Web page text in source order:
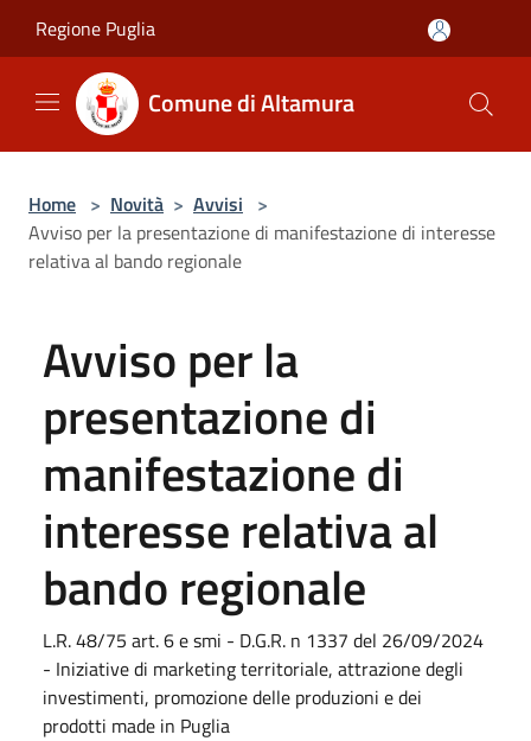
Regione Puglia
Comune di Altamura
Home > Novità > Avvisi >
Avviso per la presentazione di manifestazione di interesse
relativa al bando regionale
Avviso per la
presentazione di
manifestazione di
interesse relativa al
bando regionale
L.R. 48/75 art. 6 e smi - D.G.R. n 1337 del 26/09/2024
- Iniziative di marketing territoriale, attrazione degli
investimenti, promozione delle produzioni e dei
prodotti made in Puglia